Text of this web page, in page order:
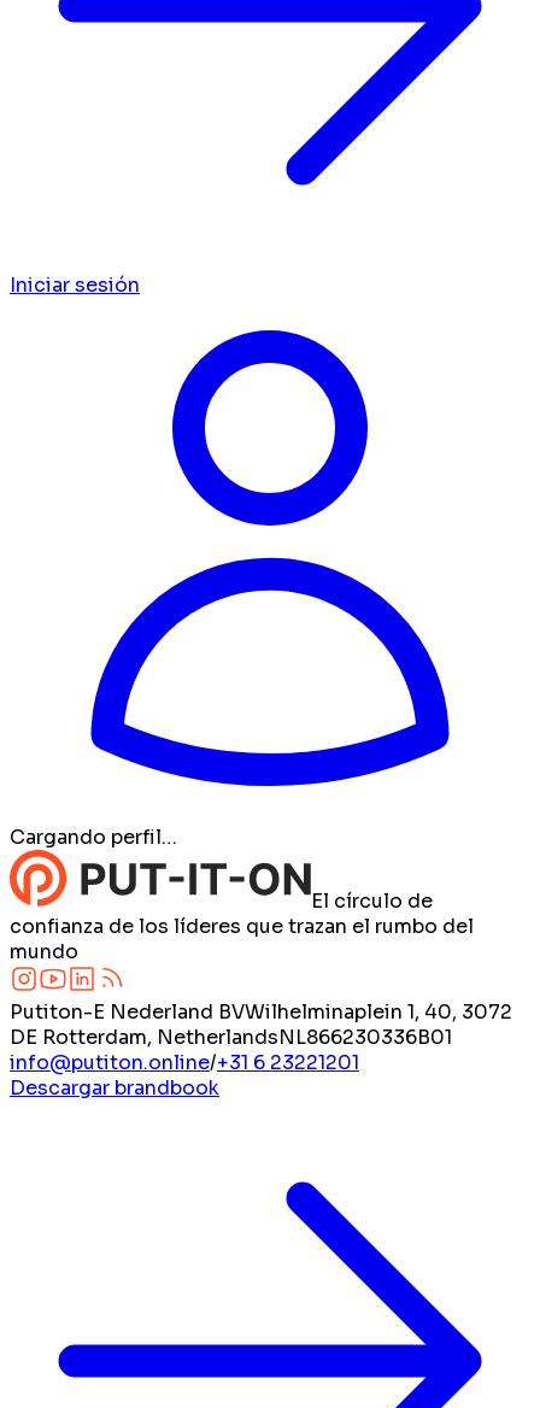
Iniciar sesión
Cargando perfil…
El círculo de
confianza de los líderes que trazan el rumbo del
mundo
Putiton-E Nederland BVWilhelminaplein 1, 40, 3072
DE Rotterdam, NetherlandsNL866230336B01
info@putiton.online/+31 6 23221201
Descargar brandbook